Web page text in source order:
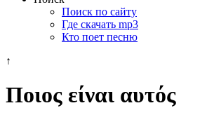
Поиск по сайту
Где скачать mp3
Кто поет песню
↑
Ποιος είναι αυτός